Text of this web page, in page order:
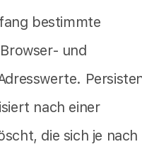
bestimmte
und
nach einer
die sich je nach